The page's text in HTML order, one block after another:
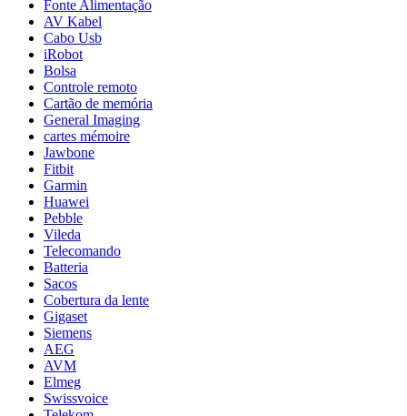
Fonte Alimentação
AV Kabel
Cabo Usb
iRobot
Bolsa
Controle remoto
Cartão de memória
General Imaging
cartes mémoire
Jawbone
Fitbit
Garmin
Huawei
Pebble
Vileda
Telecomando
Batteria
Sacos
Cobertura da lente
Gigaset
Siemens
AEG
AVM
Elmeg
Swissvoice